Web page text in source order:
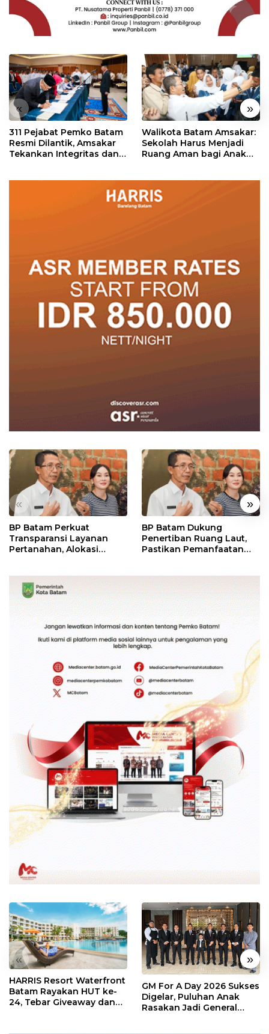
« »
311 Pejabat Pemko Batam
Resmi Dilantik, Amsakar
Tekankan Integritas dan
Walikota Batam Amsakar:
Sekolah Harus Menjadi
Ruang Aman bagi Anak
« »
BP Batam Perkuat
Transparansi Layanan
Pertanahan, Alokasi
BP Batam Dukung
Penertiban Ruang Laut,
Pastikan Pemanfaatan
« »
HARRIS Resort Waterfront
Batam Rayakan HUT ke-
24, Tebar Giveaway dan
GM For A Day 2026 Sukses
Digelar, Puluhan Anak
Rasakan Jadi General